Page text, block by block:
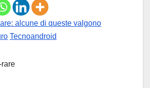
alcune di queste valgono
Tecnoandroid